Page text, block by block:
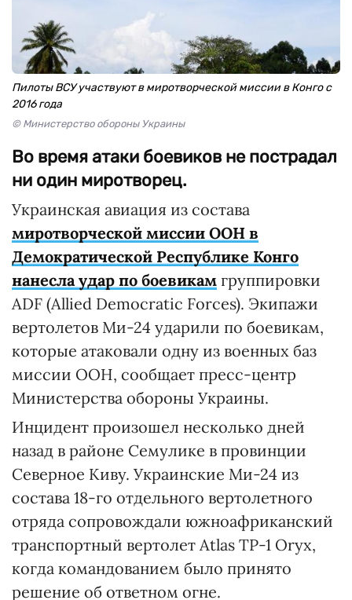
Пилоты ВСУ участвуют в миротворческой миссии в Конго с
2016 года
© Министерство обороны Украины
Во время атаки боевиков не пострадал
ни один миротворец.
Украинская авиация из состава
миротворческой миссии ООН в
Демократической Республике Конго
нанесла удар по боевикам группировки
ADF (Allied Democratic Forces). Экипажи
вертолетов Ми-24 ударили по боевикам,
которые атаковали одну из военных баз
миссии ООН, сообщает пресс-центр
Министерства обороны Украины.
Инцидент произошел несколько дней
назад в районе Семулике в провинции
Северное Киву. Украинские Ми-24 из
состава 18-го отдельного вертолетного
отряда сопровождали южноафриканский
транспортный вертолет Atlas TP-1 Oryx,
когда командованием было принято
решение об ответном огне.